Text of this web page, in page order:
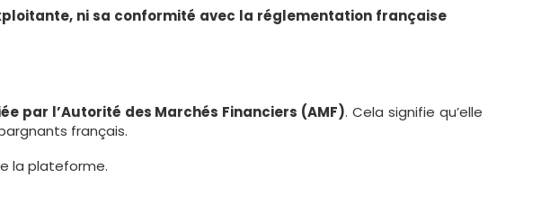
ni sa conformité avec la réglementation française
par l’Autorité des Marchés Financiers (AMF). Cela signifie qu’elle
français.
la plateforme.